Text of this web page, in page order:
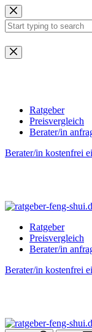
Zum
Inhalt
springen
Keine
Ergebnisse
Ratgeber
Preisvergleich
Berater/in
Berater/in kostenfrei
Ratgeber
Preisvergleich
Berater/in
Berater/in kostenfrei